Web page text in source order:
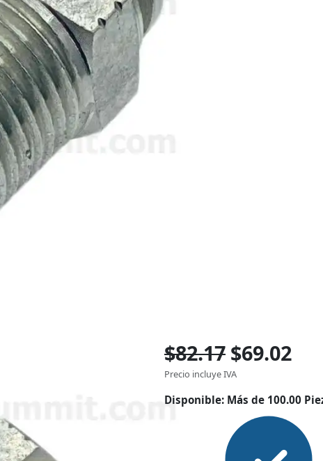
$82.17 $69.02
Precio incluye IVA
Disponible: Más de 100.00